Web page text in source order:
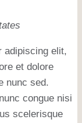
adipiscing elit,
et dolore
nunc sed.
congue nisi
scelerisque